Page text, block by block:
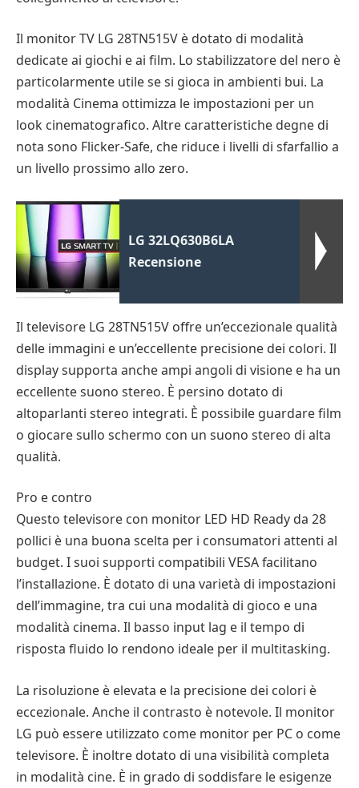
Il monitor TV LG 28TN515V è dotato di modalità
dedicate ai giochi e ai film. Lo stabilizzatore del nero è
particolarmente utile se si gioca in ambienti bui. La
modalità Cinema ottimizza le impostazioni per un
look cinematografico. Altre caratteristiche degne di
nota sono Flicker-Safe, che riduce i livelli di sfarfallio a
un livello prossimo allo zero.
LG 32LQ630B6LA
Recensione
Il televisore LG 28TN515V offre un’eccezionale qualità
delle immagini e un’eccellente precisione dei colori. Il
display supporta anche ampi angoli di visione e ha un
eccellente suono stereo. È persino dotato di
altoparlanti stereo integrati. È possibile guardare film
o giocare sullo schermo con un suono stereo di alta
qualità.
Pro e contro
Questo televisore con monitor LED HD Ready da 28
pollici è una buona scelta per i consumatori attenti al
budget. I suoi supporti compatibili VESA facilitano
l’installazione. È dotato di una varietà di impostazioni
dell’immagine, tra cui una modalità di gioco e una
modalità cinema. Il basso input lag e il tempo di
risposta fluido lo rendono ideale per il multitasking.
La risoluzione è elevata e la precisione dei colori è
eccezionale. Anche il contrasto è notevole. Il monitor
LG può essere utilizzato come monitor per PC o come
televisore. È inoltre dotato di una visibilità completa
in modalità cine. È in grado di soddisfare le esigenze